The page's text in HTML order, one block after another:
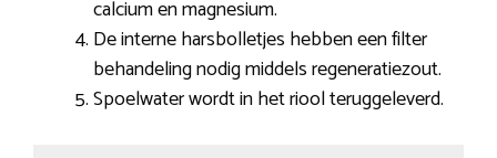
calcium en magnesium.
De interne harsbolletjes hebben een filter
behandeling nodig middels regeneratiezout.
Spoelwater wordt in het riool teruggeleverd.